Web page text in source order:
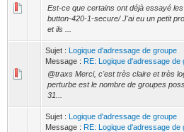
Est-ce que certains ont déjà essayé
button-420-1-secure/ J'ai eu un petit
et ils ...
Sujet : Logique d'adressage de groupe
Message : RE: Logique d'adressage de
@traxs Merci, c'est très claire et très
perturbe est le nombre de groupes
31...
Sujet : Logique d'adressage de groupe
Message : RE: Logique d'adressage de